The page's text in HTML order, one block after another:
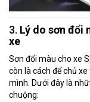
3. Lý do sơn đổi
xe
Sơn đổi màu cho xe
còn là cách để chủ
mình. Dưới đây là
chuộng: